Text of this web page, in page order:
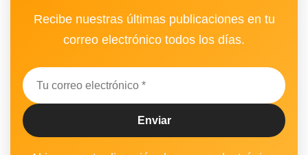
Recibe nuestras últimas publicaciones en tu
correo electrónico todos los días.